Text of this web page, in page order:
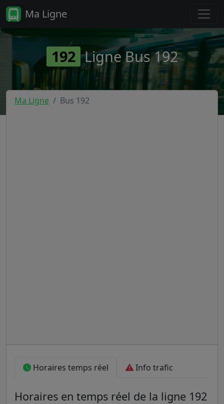
Ma Ligne
192 Ligne Bus 192
Ma Ligne Bus 192
Horaires temps réel Info trafic
Horaires en temps réel de la ligne 192